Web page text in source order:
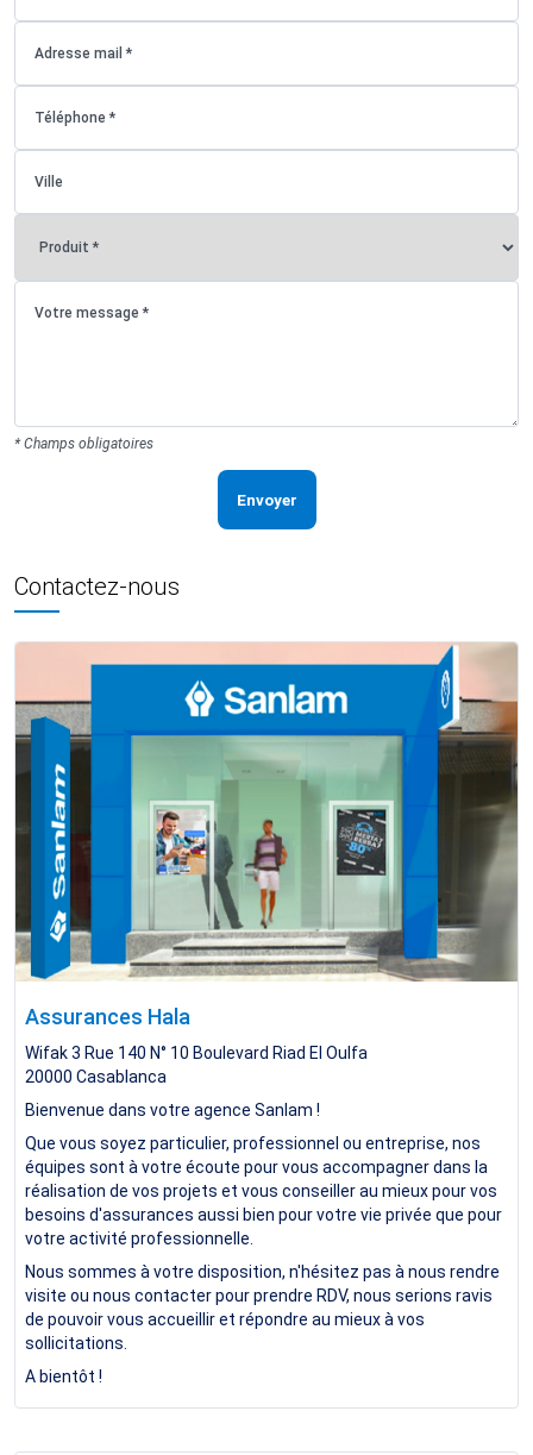
* Champs obligatoires
Envoyer
Contactez-nous
Assurances Hala
Wifak 3 Rue 140 N° 10 Boulevard Riad El Oulfa
20000 Casablanca
Bienvenue dans votre agence Sanlam !
Que vous soyez particulier, professionnel ou entreprise, nos
équipes sont à votre écoute pour vous accompagner dans la
réalisation de vos projets et vous conseiller au mieux pour vos
besoins d'assurances aussi bien pour votre vie privée que pour
votre activité professionnelle.
Nous sommes à votre disposition, n'hésitez pas à nous rendre
visite ou nous contacter pour prendre RDV, nous serions ravis
de pouvoir vous accueillir et répondre au mieux à vos
sollicitations.
A bientôt !